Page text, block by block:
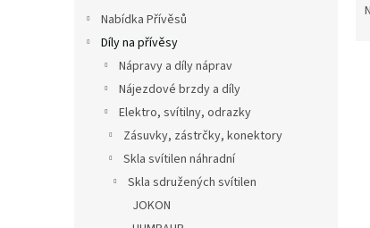
Nabídka Přívěsů
Díly na přívěsy
Nápravy a díly náprav
Nájezdové brzdy a díly
Elektro, svítilny, odrazky
Zásuvky, zástrčky, konektory
Skla svítilen náhradní
Skla sdružených svítilen
JOKON